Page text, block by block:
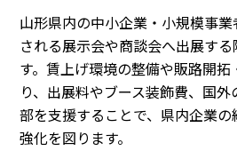
山形県内の中小企業・小規模事
される展示会や商談会へ出展す
す。賃上げ環境の整備や販路開
り、出展料やブース装飾費、国
部を支援することで、県内企業
強化を図ります。